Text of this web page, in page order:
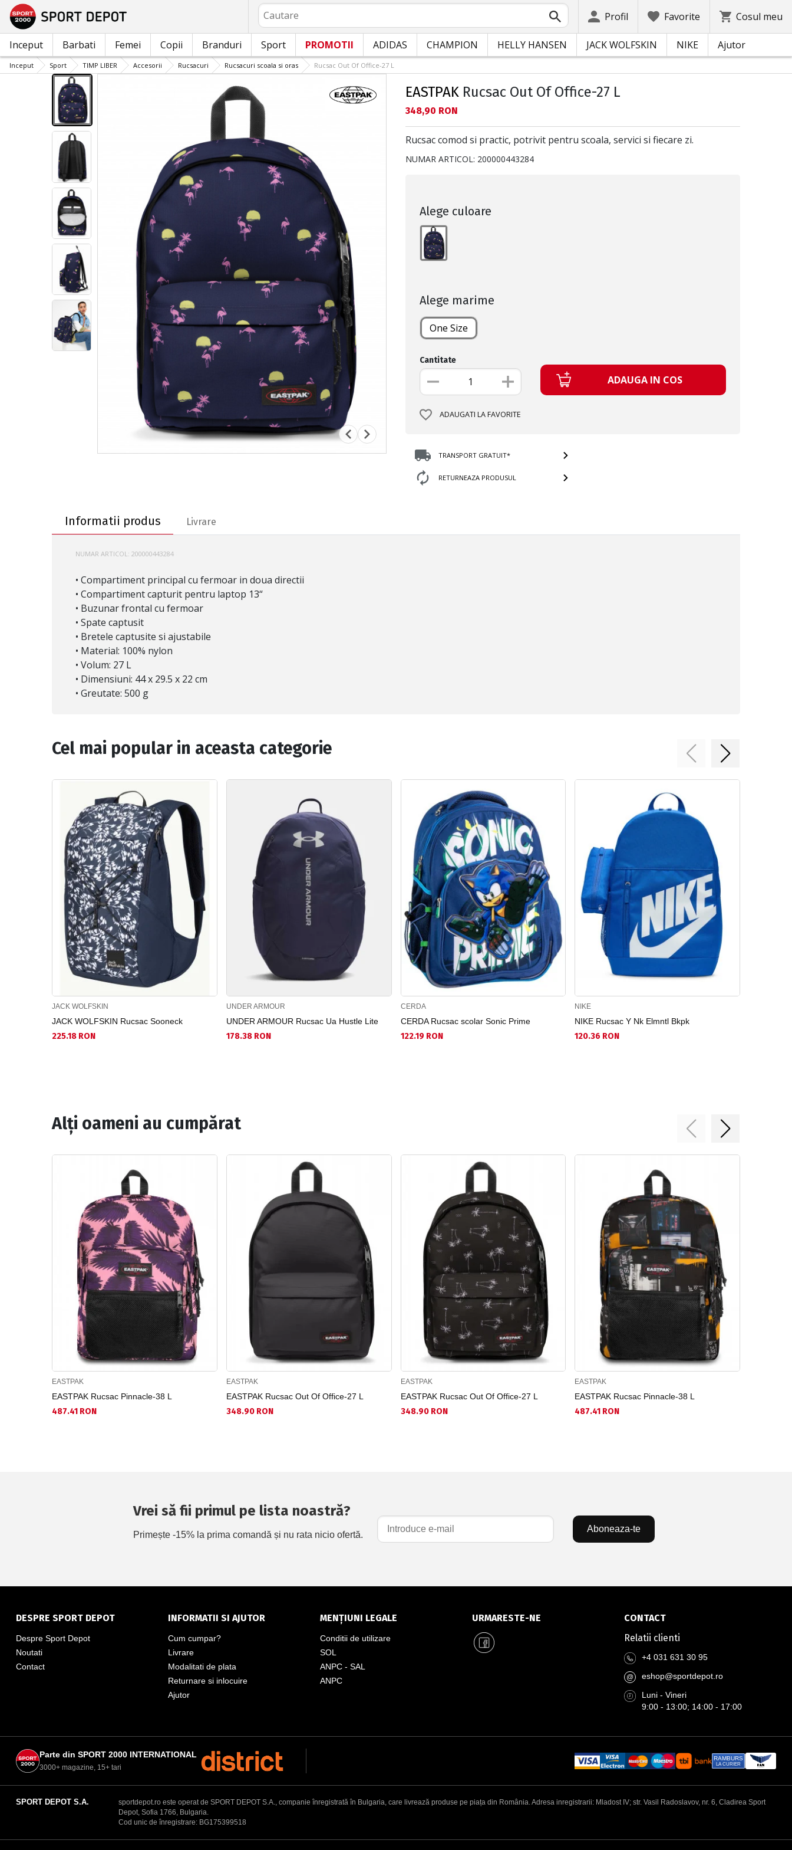
Cautare
Profil Favorite Cosul meu
Inceput Barbati Femei Copii Branduri Sport PROMOTII ADIDAS CHAMPION HELLY HANSEN JACK WOLFSKIN NIKE Ajutor
Inceput Sport TIMP LIBER Accesorii Rucsacuri Rucsacuri scoala si oras Rucsac Out Of Office-27 L
EASTPAK Rucsac Out Of Office-27 L
Текуща цена:
348,90 RON
Rucsac comod si practic, potrivit pentru scoala, servici si fiecare zi.
NUMAR ARTICOL: 200000443284
Alege culoare
Alege marime
One Size
Cantitate
ADAUGA IN COS
ADAUGATI LA FAVORITE
TRANSPORT GRATUIT*
RETURNEAZA PRODUSUL
Informatii produs
Livrare
NUMAR ARTICOL: 200000443284
• Compartiment principal cu fermoar in doua directii
• Compartiment capturit pentru laptop 13“
• Buzunar frontal cu fermoar
• Spate captusit
• Bretele captusite si ajustabile
• Material: 100% nylon
• Volum: 27 L
• Dimensiuni: 44 х 29.5 х 22 cm
• Greutate: 500 g
Cel mai popular in aceasta categorie
JACK WOLFSKIN
JACK WOLFSKIN Rucsac Sooneck
225.18 RON
UNDER ARMOUR
UNDER ARMOUR Rucsac Ua Hustle Lite
178.38 RON
CERDA
CERDA Rucsac scolar Sonic Prime
122.19 RON
NIKE
NIKE Rucsac Y Nk Elmntl Bkpk
120.36 RON
Alți oameni au cumpărat
EASTPAK
EASTPAK Rucsac Pinnacle-38 L
487.41 RON
EASTPAK
EASTPAK Rucsac Out Of Office-27 L
348.90 RON
EASTPAK
EASTPAK Rucsac Out Of Office-27 L
348.90 RON
EASTPAK
EASTPAK Rucsac Pinnacle-38 L
487.41 RON
Vrei să fii primul pe lista noastră?
Primește -15% la prima comandă și nu rata nicio ofertă.
Aboneaza-te
DESPRE SPORT DEPOT
Despre Sport Depot
Noutati
Contact
INFORMATII SI AJUTOR
Cum cumpar?
Livrare
Modalitati de plata
Returnare si inlocuire
Ajutor
MENȚIUNI LEGALE
Conditii de utilizare
SOL
ANPC - SAL
ANPC
URMARESTE-NE
CONTACT
Relatii clienti
+4 031 631 30 95
@
eshop@sportdepot.ro
Luni - Vineri
9:00 - 13:00; 14:00 - 17:00
Parte din SPORT 2000 INTERNATIONAL
3000+ magazine, 15+ tari
RAMBURS
LA CURIER
SPORT DEPOT S.A.
sportdepot.ro este operat de SPORT DEPOT S.A., companie înregistrată în Bulgaria, care livrează produse pe piața din România. Adresa inregistrarii: Mladost IV; str. Vasil Radoslavov, nr. 6, Cladirea Sport
Depot, Sofia 1766, Bulgaria.
Cod unic de înregistrare: BG175399518